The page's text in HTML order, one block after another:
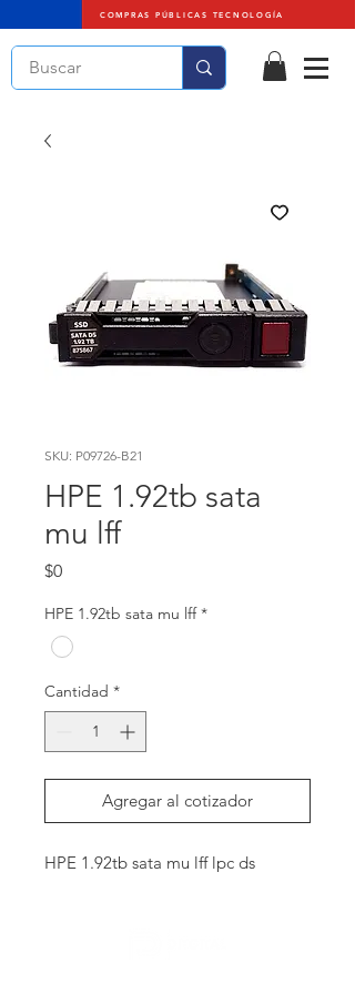
COMPRAS PÚBLICAS TECNOLOGÍA
SKU: P09726-B21
HPE 1.92tb sata
mu lff
$0Precio
HPE 1.92tb sata mu lff *
Cantidad *
Agregar al cotizador
HPE 1.92tb sata mu lff lpc ds